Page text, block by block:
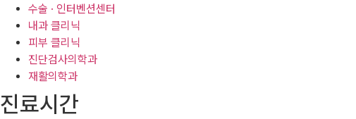
수술 · 인터벤션센터
내과 클리닉
피부 클리닉
진단검사의학과
재활의학과
진료시간